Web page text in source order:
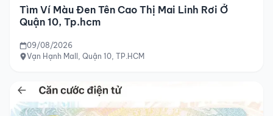
Tìm Ví Màu Đen Tên Cao Thị Mai Linh Rơi Ở
Quận 10, Tp.hcm
09/08/2026
Vạn Hạnh Mall, Quận 10, TP.HCM